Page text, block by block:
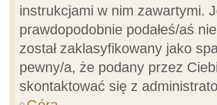
instrukcjami w nim zawartymi.
prawdopodobnie podałeś/aś
został zaklasyfikowany jako
pewny/a, że podany przez
skontaktować się z